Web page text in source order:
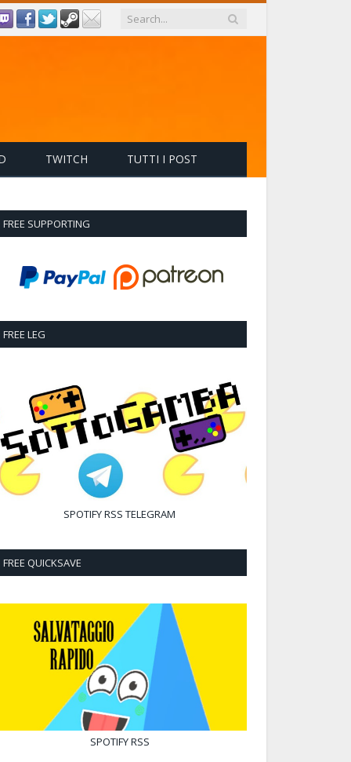
TWITCH TUTTI I POST
FREE SUPPORTING
FREE LEG
SPOTIFYRSS TELEGRAM
FREE QUICKSAVE
SPOTIFYRSS